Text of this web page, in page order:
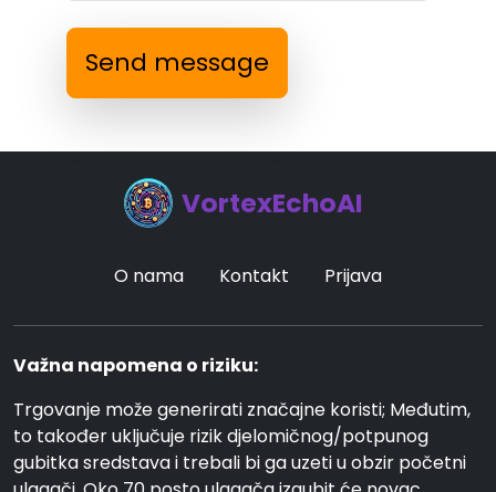
Send message
VortexEchoAI
O nama Kontakt Prijava
Važna napomena o riziku:
Trgovanje može generirati značajne koristi; Međutim,
to također uključuje rizik djelomičnog/potpunog
gubitka sredstava i trebali bi ga uzeti u obzir početni